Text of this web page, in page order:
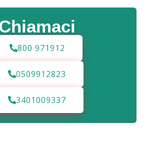
800 971912
0509912823
3401009337